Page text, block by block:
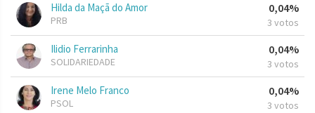
Hilda da Maçã do Amor
PRB
0,04%
3 votos
Ilidio Ferrarinha
SOLIDARIEDADE
0,04%
3 votos
Irene Melo Franco
PSOL
0,04%
3 votos